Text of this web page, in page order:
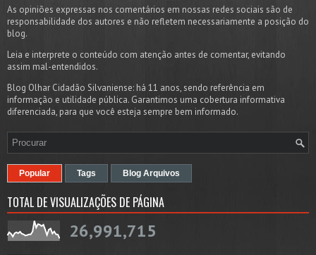
As opiniões expressas nos comentários em nossas redes sociais são de
responsabilidade dos autores e não refletem necessariamente a posição do
blog.
Leia e interprete o conteúdo com atenção antes de comentar, evitando
assim mal-entendidos.
Blog Olhar Cidadão Silvaniense: há 11 anos, sendo referência em
informação e utilidade pública. Garantimos uma cobertura informativa
diferenciada, para que você esteja sempre bem informado.
Popular Tags Blog Arquivos
TOTAL DE VISUALIZAÇÕES DE PÁGINA
26,991,715